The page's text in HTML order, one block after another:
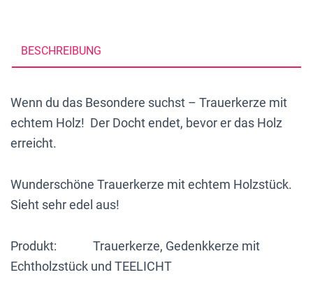
20
8
cm,
Spruch:
bleibst
immer
unseren
Herzen",
BESCHREIBUNG
Wenn du das Besondere suchst – Trauerkerze mit
echtem Holz! Der Docht endet, bevor er das Holz
erreicht.
Wunderschöne Trauerkerze mit echtem Holzstück.
Sieht sehr edel aus!
Produkt: Trauerkerze, Gedenkkerze mit
Echtholzstück und TEELICHT